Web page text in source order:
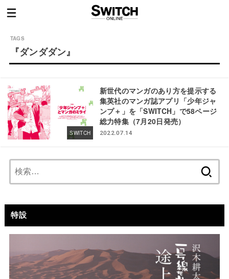
『ダンダダン』
SWITCH
新世代のマンガのあり方を提示する
集英社のマンガ誌アプリ「少年ジャ
ンプ＋」を「SWITCH」で58ページ
総力特集（7月20日発売）
2022.07.14
特設